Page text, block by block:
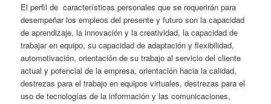
El perfil de características personales que se requerirán para
desempeñar los empleos del presente y futuro son la capacidad
de aprendizaje, la innovación y la creatividad, la capacidad de
trabajar en equipo, su capacidad de adaptación y flexibilidad,
automotivación, orientación de su trabajo al servicio del cliente
actual y potencial de la empresa, orientación hacia la calidad,
destrezas para el trabajo en equipos virtuales, destrezas para el
uso de tecnologías de la información y las comunicaciones,